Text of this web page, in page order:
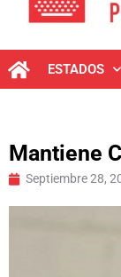
ESTADOS
Mantiene
Septiembre 28,